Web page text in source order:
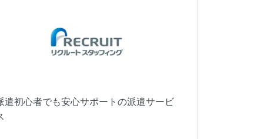
遣初心者でも安心サポートの派遣サービ